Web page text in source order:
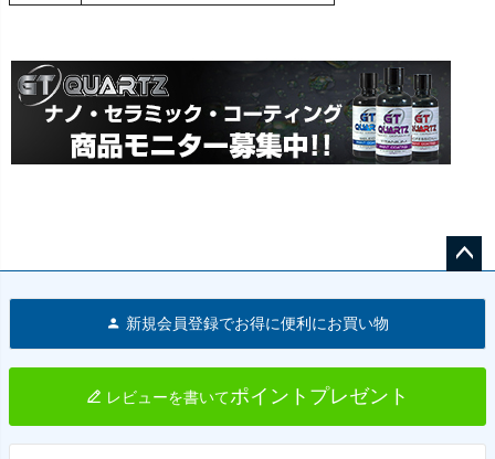
へ
新規会員登録でお得に便利にお買い物
レビューを書いてポイントプレゼント